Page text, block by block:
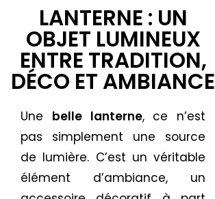
LANTERNE : UN
OBJET LUMINEUX
ENTRE TRADITION,
DÉCO ET AMBIANCE
Une belle lanterne, ce n’est
pas simplement une source
de lumière. C’est un véritable
élément d’ambiance, un